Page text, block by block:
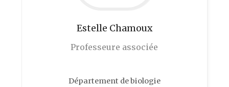
Estelle Chamoux
Professeure associée
Département de biologie